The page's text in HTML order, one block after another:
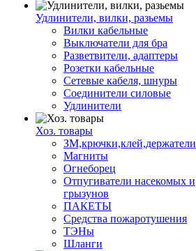
Удлинители, вилки, разьемы
Вилки кабельные
Выключатели для бра
Разветвители, адаптеры
Розетки кабельные
Сетевые кабеля, шнуры
Соединители силовые
Удлинители
Хоз. товары
ЗМ,крючки,клей,держатели
Магниты
Огнеборец
Отпугиватели насекомых и
грызунов
ПАКЕТЫ
Средства пожаротушения
ТЭНы
Шланги